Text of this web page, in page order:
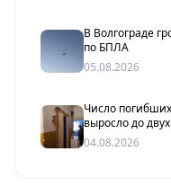
В Волгограде
по БПЛА
05.08.2026
Число
выросло до
04.08.2026